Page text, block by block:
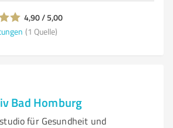
4,90 / 5,00
(1 Quelle)
Bad Homburg
für Gesundheit und